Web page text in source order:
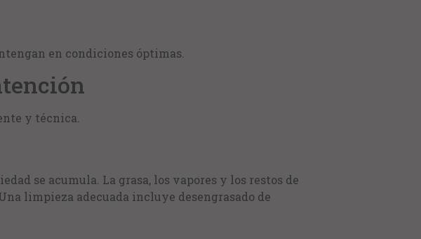
en condiciones óptimas.
y técnica.
se acumula. La grasa, los vapores y los restos de
limpieza adecuada incluye desengrasado de